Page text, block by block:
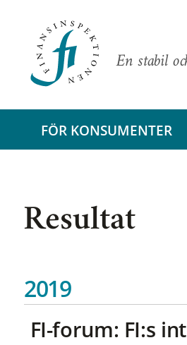
En stabil
FÖR KONSUMENTER
Resultat
2019
FI-forum: FI:s